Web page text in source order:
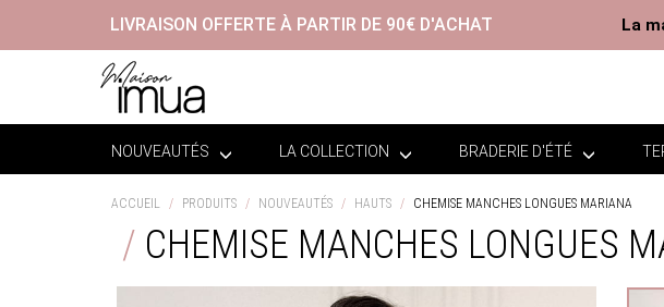
LIVRAISON OFFERTE À PARTIR DE 90€ D'ACHAT La
NOUVEAUTÉS LA COLLECTION BRADERIE D'ÉTÉ
ACCUEIL PRODUITS NOUVEAUTÉS HAUTS CHEMISE MANCHES LONGUES MARIANA
CHEMISE MANCHES LONGUES